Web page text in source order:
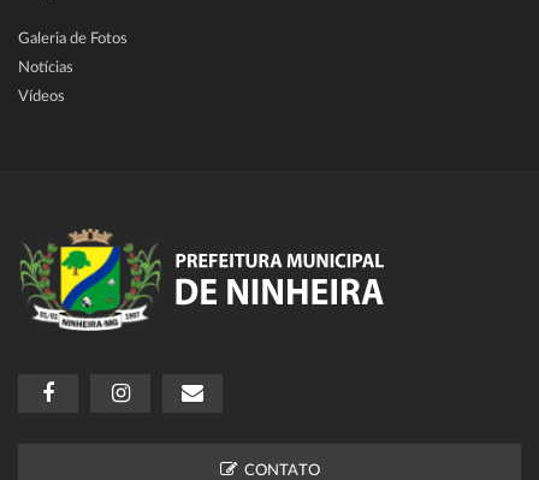
Galeria de Fotos
Notícias
Vídeos
CONTATO